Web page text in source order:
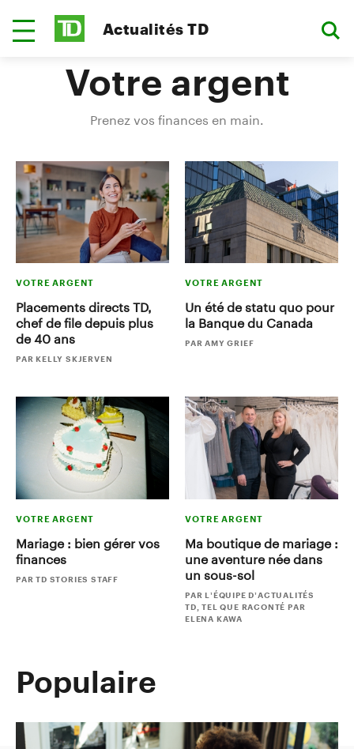
Actualités TD
Votre argent
Prenez vos finances en main.
VOTRE ARGENT
Placements directs TD,
chef de file depuis plus
de 40 ans
PAR KELLY SKJERVEN
VOTRE ARGENT
Un été de statu quo pour
la Banque du Canada
PAR AMY GRIEF
VOTRE ARGENT
Mariage : bien gérer vos
finances
PAR TD STORIES STAFF
VOTRE ARGENT
Ma boutique de mariage :
une aventure née dans
un sous-sol
PAR L’ÉQUIPE D’ACTUALITÉS
TD, TEL QUE RACONTÉ PAR
ELENA KAWA
Populaire